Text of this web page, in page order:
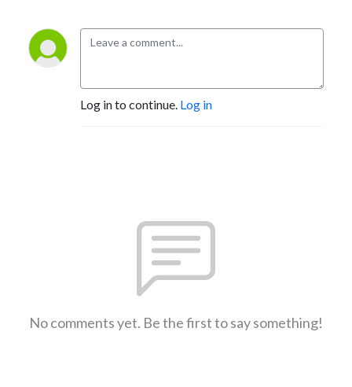
Log in to continue. Log in
No comments yet. Be the first to say something!